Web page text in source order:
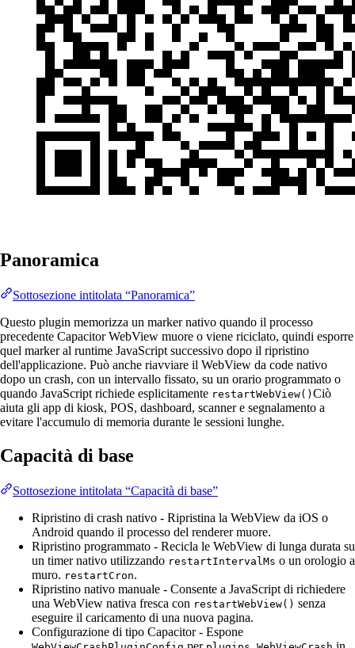
Panoramica
Sottosezione intitolata “Panoramica”
Questo plugin memorizza un marker nativo quando il processo
precedente Capacitor WebView muore o viene riciclato, quindi esporre
quel marker al runtime JavaScript successivo dopo il ripristino
dell'applicazione. Può anche riavviare il WebView da code nativo
dopo un crash, con un intervallo fissato, su un orario programmato o
quando JavaScript richiede esplicitamente restartWebView() Ciò
aiuta gli app di kiosk, POS, dashboard, scanner e segnalamento a
evitare l'accumulo di memoria durante le sessioni lunghe.
Capacità di base
Sottosezione intitolata “Capacità di base”
Ripristino di crash nativo - Ripristina la WebView da iOS o
Android quando il processo del renderer muore.
Ripristino programmato - Recicla le WebView di lunga durata su
un timer nativo utilizzando restartIntervalMs o un orologio a
muro. restartCron.
Ripristino nativo manuale - Consente a JavaScript di richiedere
una WebView nativa fresca con restartWebView() senza
eseguire il caricamento di una nuova pagina.
Configurazione di tipo Capacitor - Espone